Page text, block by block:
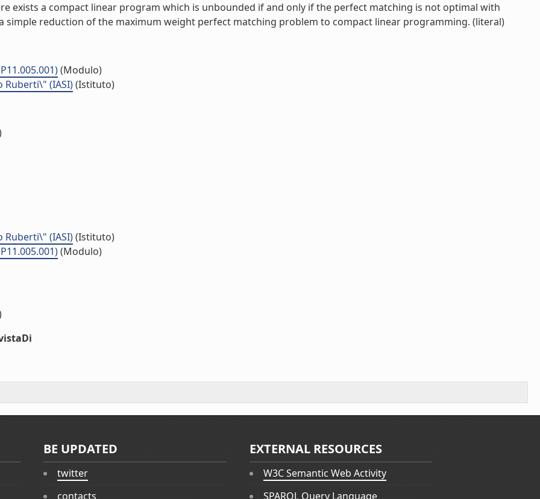
exists a compact linear program which is unbounded if and only if the perfect matching is not optimal with
simple reduction of the maximum weight perfect matching problem to compact linear programming. (literal)
(Modulo)
(IASI)(Istituto)
(IASI)(Istituto)
(Modulo)
BE UPDATED
twitter
contacts
EXTERNAL RESOURCES
W3C Semantic Web Activity
SPARQL Query Language